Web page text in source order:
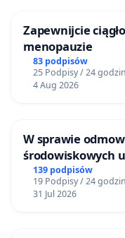
Zapewnijcie
menopauzie
83 podpisów
25 Podpisy / 24 godzin
4 Aug 2026
W sprawie
środowiskowych
zakładu
Ostrowiu
mieszkańców i
139 podpisów
19 Podpisy / 24 godzin
31 Jul 2026